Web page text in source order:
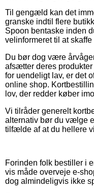
Til gengæld kan det
granske indtil flere
Spoon bentaske inden
velinformeret til at
Du bør dog være
afsætter deres
for uendeligt lav, er det
online shop.
lov, der redder køber
Vi tilråder generelt
alternativ bør du vælge
tilfælde af at du hellere
Forinden folk bestiller i
vis måde overveje e-
dog almindeligvis ikke